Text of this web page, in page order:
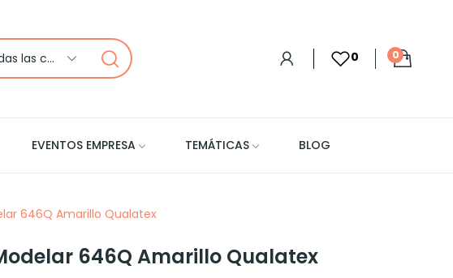
Todas las categorias 0 0
EVENTOS EMPRESA TEMÁTICAS BLOG
646Q Amarillo Qualatex
646Q Amarillo Qualatex